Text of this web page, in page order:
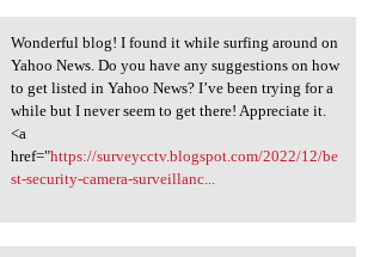
blog! I found it
Wonderful blog! I found it while surfing around on
Yahoo News. Do you have any suggestions on how
to get listed in Yahoo News? I’ve been trying for a
while but I never seem to get there! Appreciate it.
<a
href="https://surveycctv.blogspot.com/2022/12/be
st-security-camera-surveillanc...